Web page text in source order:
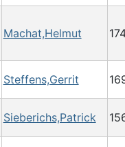
Machat,Helmut
Steffens,Gerrit
Sieberichs,Patrick